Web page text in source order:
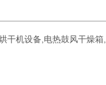
干机设备,电热鼓风干燥箱,